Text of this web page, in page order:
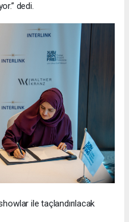
dedi.
ile taçlandırılacak